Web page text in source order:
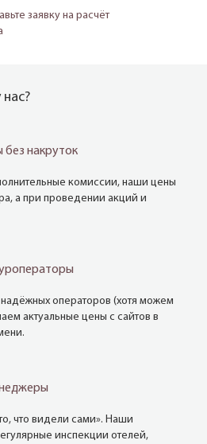
заявку на расчёт
накруток
комиссии, наши цены
а при проведении акций и
операторов (хотя можем
актуальные цены с сайтов в
что видели сами». Наши
инспекции отелей,